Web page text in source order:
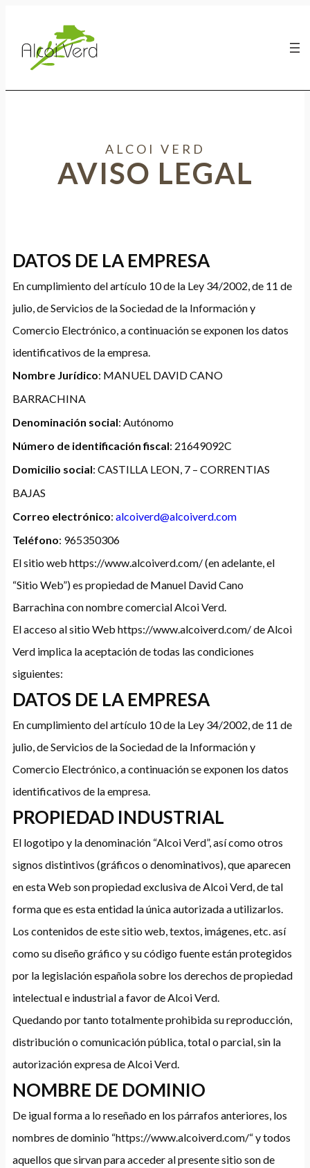
contenido
ALCOI VERD
AVISO LEGAL
DATOS DE LA EMPRESA
En cumplimiento del artículo 10 de la Ley 34/2002, de 11 de
julio, de Servicios de la Sociedad de la Información y
Comercio Electrónico, a continuación se exponen los datos
identificativos de la empresa.
Nombre Jurídico: MANUEL DAVID CANO
BARRACHINA
Denominación social: Autónomo
Número de identificación fiscal: 21649092C
Domicilio social: CASTILLA LEON, 7 – CORRENTIAS
BAJAS
Correo electrónico: alcoiverd@alcoiverd.com
Teléfono: 965350306
El sitio web https://www.alcoiverd.com/ (en adelante, el
“Sitio Web”) es propiedad de Manuel David Cano
Barrachina con nombre comercial Alcoi Verd.
El acceso al sitio Web https://www.alcoiverd.com/ de Alcoi
Verd implica la aceptación de todas las condiciones
siguientes:
DATOS DE LA EMPRESA
En cumplimiento del artículo 10 de la Ley 34/2002, de 11 de
julio, de Servicios de la Sociedad de la Información y
Comercio Electrónico, a continuación se exponen los datos
identificativos de la empresa.
PROPIEDAD INDUSTRIAL
El logotipo y la denominación “Alcoi Verd”, así como otros
signos distintivos (gráficos o denominativos), que aparecen
en esta Web son propiedad exclusiva de Alcoi Verd, de tal
forma que es esta entidad la única autorizada a utilizarlos.
Los contenidos de este sitio web, textos, imágenes, etc. así
como su diseño gráfico y su código fuente están protegidos
por la legislación española sobre los derechos de propiedad
intelectual e industrial a favor de Alcoi Verd.
Quedando por tanto totalmente prohibida su reproducción,
distribución o comunicación pública, total o parcial, sin la
autorización expresa de Alcoi Verd.
NOMBRE DE DOMINIO
De igual forma a lo reseñado en los párrafos anteriores, los
nombres de dominio “https://www.alcoiverd.com/“ y todos
aquellos que sirvan para acceder al presente sitio son de